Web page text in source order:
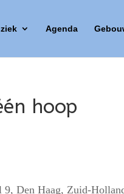
Agenda
hoop
9, Den Haag, Zuid-